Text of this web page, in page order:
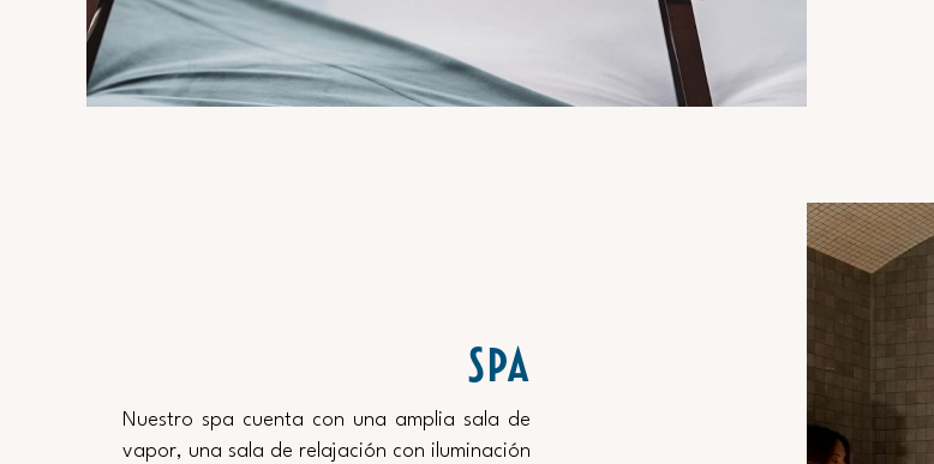
SPA
Nuestro spa cuenta con una amplia sala de
vapor, una sala de relajación con iluminación